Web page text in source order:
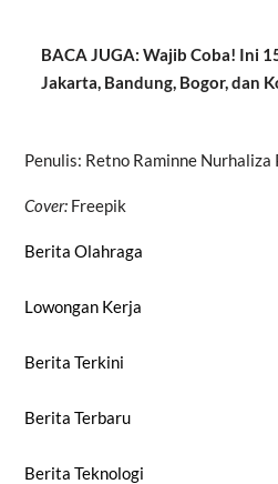
BACA JUGA: Wajib Coba! Ini
Jakarta, Bandung, Bogor, dan
Penulis: Retno Raminne Nurhaliza
Cover: Freepik
Berita Olahraga
Lowongan Kerja
Berita Terkini
Berita Terbaru
Berita Teknologi